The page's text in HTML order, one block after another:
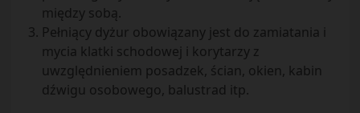
między sobą.
Pełniący dyżur obowiązany jest do zamiatania i
mycia klatki schodowej i korytarzy z
uwzględnieniem posadzek, ścian, okien, kabin
dźwigu osobowego, balustrad itp.